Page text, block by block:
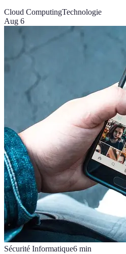
Cloud ComputingTechnologie
Aug 6
Sécurité Informatique6 min